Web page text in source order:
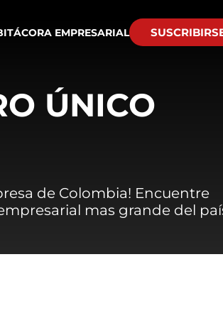
EMPRESARIAL
ÚNICO
de Colombia! Encuentre
mas grande del